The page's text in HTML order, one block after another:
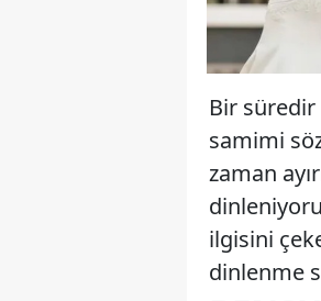
Bir
samimi
zaman
ilgisini
dinlenme